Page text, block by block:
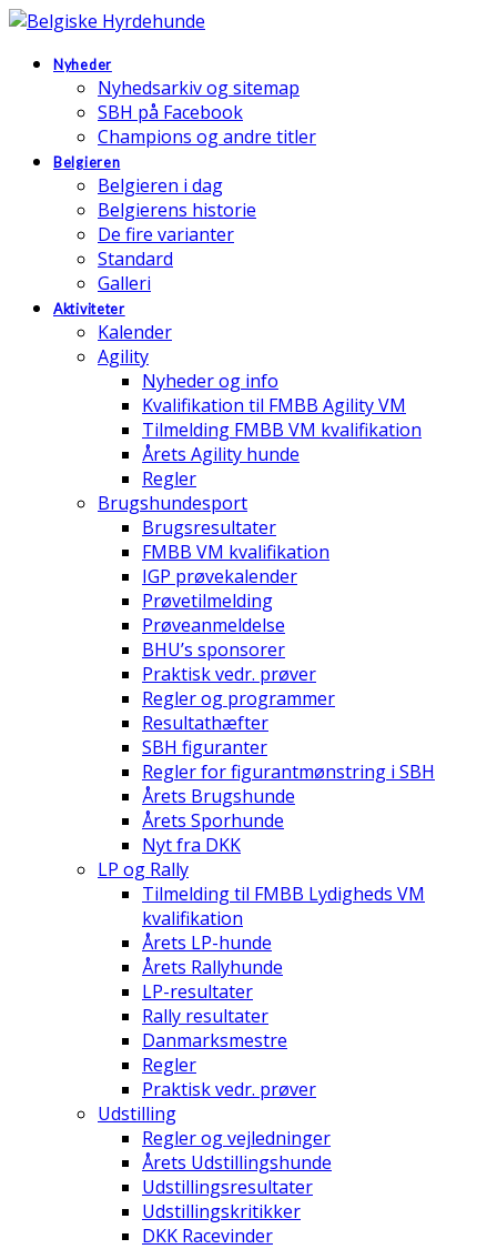
Nyheder
Nyhedsarkiv og sitemap
SBH på Facebook
Champions og andre titler
Belgieren
Belgieren i dag
Belgierens historie
De fire varianter
Standard
Galleri
Aktiviteter
Kalender
Agility
Nyheder og info
Kvalifikation til FMBB Agility VM
Tilmelding FMBB VM kvalifikation
Årets Agility hunde
Regler
Brugshundesport
Brugsresultater
FMBB VM kvalifikation
IGP prøvekalender
Prøvetilmelding
Prøveanmeldelse
BHU’s sponsorer
Praktisk vedr. prøver
Regler og programmer
Resultathæfter
SBH figuranter
Regler for figurantmønstring i SBH
Årets Brugshunde
Årets Sporhunde
Nyt fra DKK
LP og Rally
Tilmelding til FMBB Lydigheds VM
kvalifikation
Årets LP-hunde
Årets Rallyhunde
LP-resultater
Rally resultater
Danmarksmestre
Regler
Praktisk vedr. prøver
Udstilling
Regler og vejledninger
Årets Udstillingshunde
Udstillingsresultater
Udstillingskritikker
DKK Racevinder